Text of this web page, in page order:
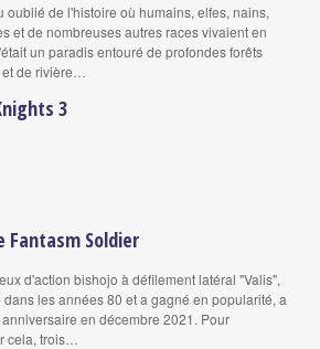
oublié de l'histoire où humains, elfes, nains,
et de nombreuses autres races vivaient en
un paradis entouré de profondes forêts
de rivière…
3
Fantasm Soldier
d'action bishojo à défilement latéral "Valis",
dans les années 80 et a gagné en popularité, a
en décembre 2021. Pour
cela, trois…